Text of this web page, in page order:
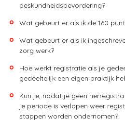
deskundheidsbevordering?
Wat gebeurt er als ik de 160
Wat gebeurt er als ik
zorg werk?
Hoe werkt registratie als je
gedeeltelijk een eigen praktijk
Kun je, nadat je geen
je periode is verlopen weer
stappen worden ondernomen?